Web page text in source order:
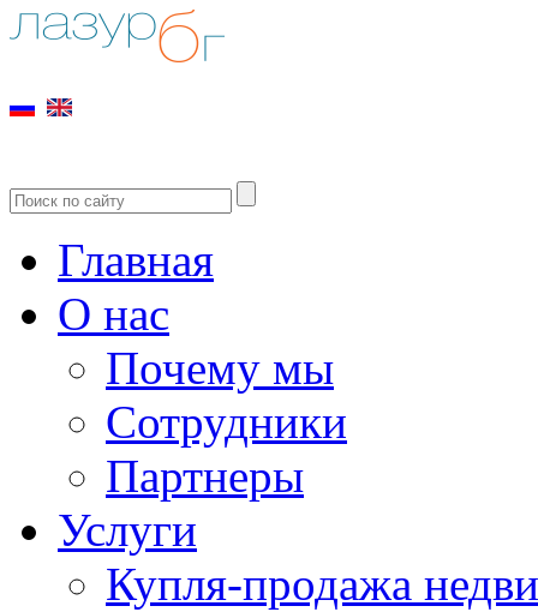
Главная
О нас
Почему мы
Сотрудники
Партнеры
Услуги
Купля-продажа